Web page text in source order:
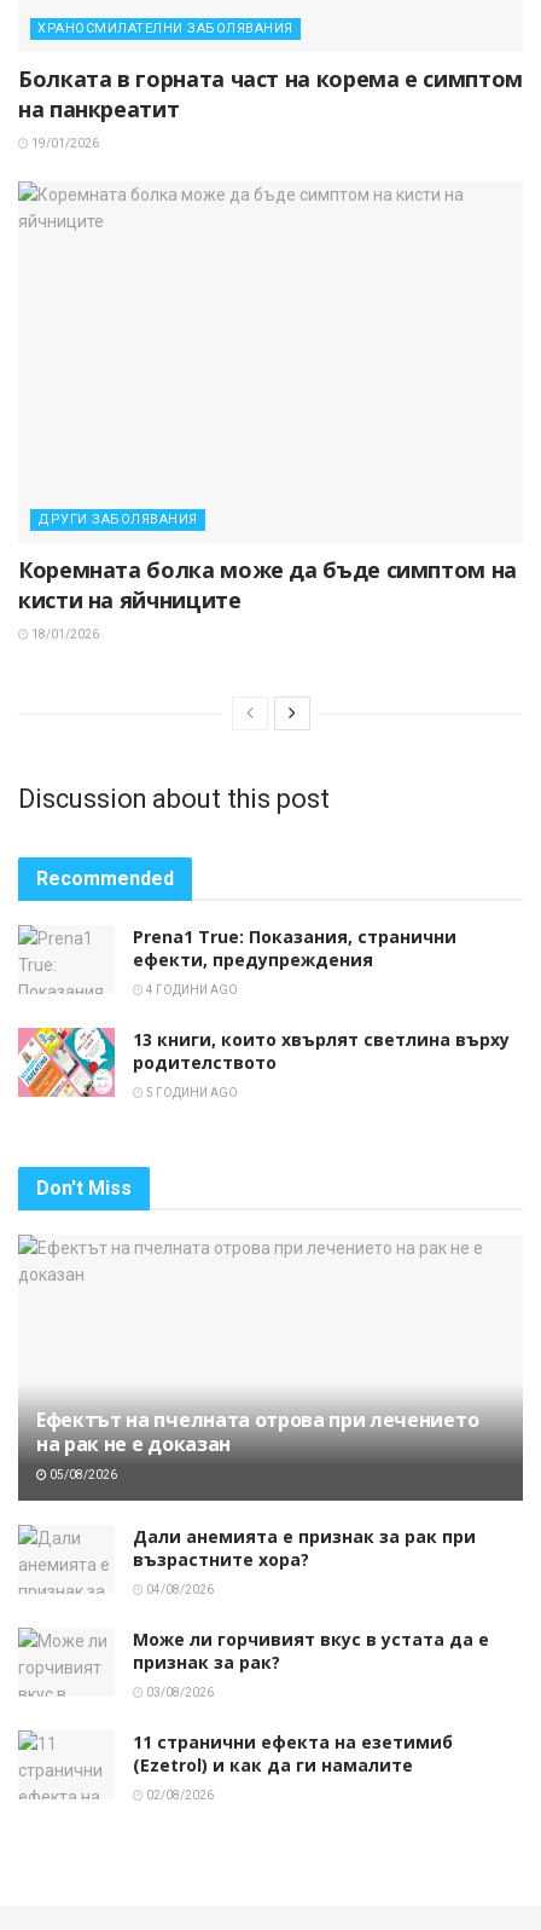
ХРАНОСМИЛАТЕЛНИ ЗАБОЛЯВАНИЯ
Болката в горната част на корема е симптом
на панкреатит
19/01/2026
ДРУГИ ЗАБОЛЯВАНИЯ
Коремната болка може да бъде симптом на
кисти на яйчниците
18/01/2026
Discussion about this post
Recommended
Prena1 True: Показания, странични
ефекти, предупреждения
4 ГОДИНИ AGO
13 книги, които хвърлят светлина върху
родителството
5 ГОДИНИ AGO
Don't Miss
Ефектът на пчелната отрова при лечението
на рак не е доказан
05/08/2026
Дали анемията е признак за рак при
възрастните хора?
04/08/2026
Може ли горчивият вкус в устата да е
признак за рак?
03/08/2026
11 странични ефекта на езетимиб
(Ezetrol) и как да ги намалите
02/08/2026